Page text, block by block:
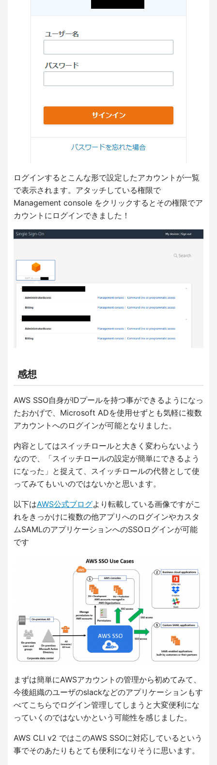
ログインするとこんな形で設定したアカウントが一覧
で表示されます。アタッチしている権限で
Management console をクリックするとその権限でア
カウントにログインできました！
感想
AWS SSO自身がIDプールを持つ事ができるようになっ
たおかげで、Microsoft ADを使用せずとも気軽に複数
アカウントへのログインが可能となりました。
内容としてはスイッチロールと大きく変わらないよう
なので、「スイッチロールの設定が簡単にできるよう
になった」と捉えて、スイッチロールの代替として使
ってみてもいいのではないかと思います。
以下はAWS公式ブログより転載している画像ですがこ
れをきっかけに複数の他アプリへのログインやカスタ
ムSAMLのアプリケーションへのSSOログインが可能
です
まずは簡単にAWSアカウントの管理から初めてみて、
今後組織のユーザのslackなどのアプリケーションもす
べてこちらでログイン管理してしまうと大変便利にな
っていくのではないかという可能性を感じました。
AWS CLI v2 ではこのAWS SSOに対応しているという
事でそのあたりもとても便利になりそうに思います。